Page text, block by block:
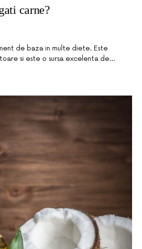
carne?
de baza in multe diete. Este
si este o sursa excelenta de…